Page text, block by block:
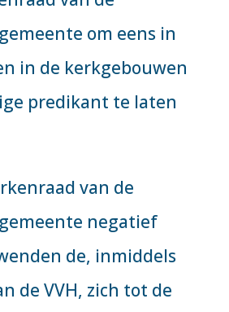
om eens in
in de kerkgebouwen
predikant te laten
van de
negatief
de, inmiddels
de VVH, zich tot de